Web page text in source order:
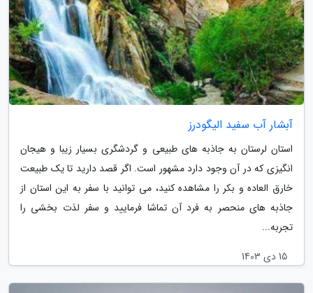
آبشار آب سفید الیگودرز
استان لرستان به جاذبه های طبیعی و گردشگری بسیار زیبا و هیجان
انگیزی که در آن وجود دارد مشهور است. اگر قصد دارید تا یک طبیعت
خارق العاده و بکر را مشاهده کنید، می توانید با سفر به این استان از
جاذبه های منحصر به فرد آن تماشا فرمایید و سفر لذت بخشی را
تجربه...
15 دی 1403